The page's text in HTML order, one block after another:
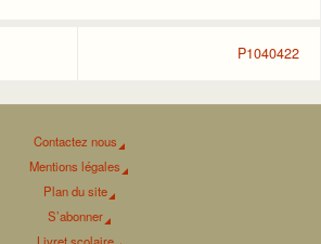
P1040422
Contactez nous
Mentions légales
Plan du site
S’abonner